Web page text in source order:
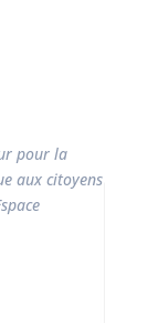
pour la
aux citoyens